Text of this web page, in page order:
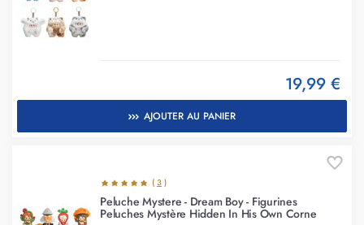
19,99 €
AJOUTER AU PANIER
( 3 )
Peluche Mystere - Dream Boy - Figurines
Peluches Mystère Hidden In His Own Corne